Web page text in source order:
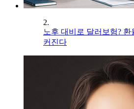
2.
노후 대비로 달러보험?
커진다